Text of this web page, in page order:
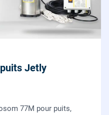
Jetly
77M pour puits,